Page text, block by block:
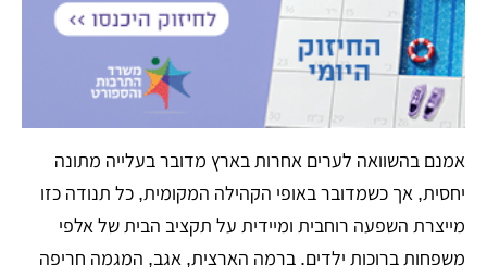
​אמנם בהשוואה לערים אחרות בארץ מדובר בעלייה מתונה
יחסית, אך כשמדובר באופי הקהילה המקומית, כל תנודה כזו
מייצרת השפעה רוחבית ומיידית על תקציב הבית של אלפי
משפחות ברוכות ילדים. ברמה הארצית, אגב, המגמה חריפה